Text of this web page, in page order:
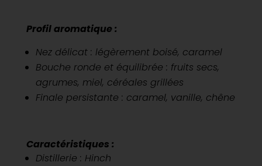
Profil aromatique :
Nez délicat : légèrement boisé, caramel
Bouche ronde et équilibrée : fruits secs,
agrumes, miel, céréales grillées
Finale persistante : caramel, vanille, chêne
Caractéristiques :
Distillerie : Hinch